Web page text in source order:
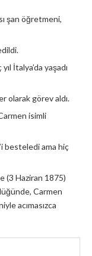
şan öğretmeni,
İtalya’da yaşadı
olarak görev aldı.
isimli
besteledi ama hiç
(3 Haziran 1875)
Carmen
acımasızca